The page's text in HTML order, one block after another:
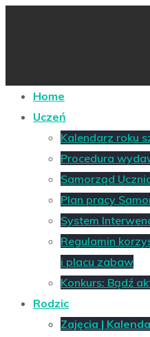
Home
Uczeń
Kalendarz roku
Procedura
Samorząd
Plan pracy
System
Regulamin
i placu zabaw
Konkurs: Bądź
Rodzic
Zajęcia |